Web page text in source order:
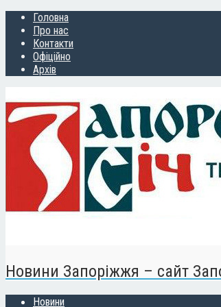
Головна
Про нас
Контакти
Офіційно
Архів
Новини Запоріжжя – сайт
Новини